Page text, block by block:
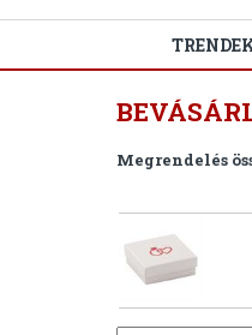
Megrendelés